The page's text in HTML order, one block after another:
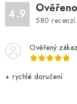
ý
s
u
4.9 580 recenzí.
Ověřený
+ rychlé doručení